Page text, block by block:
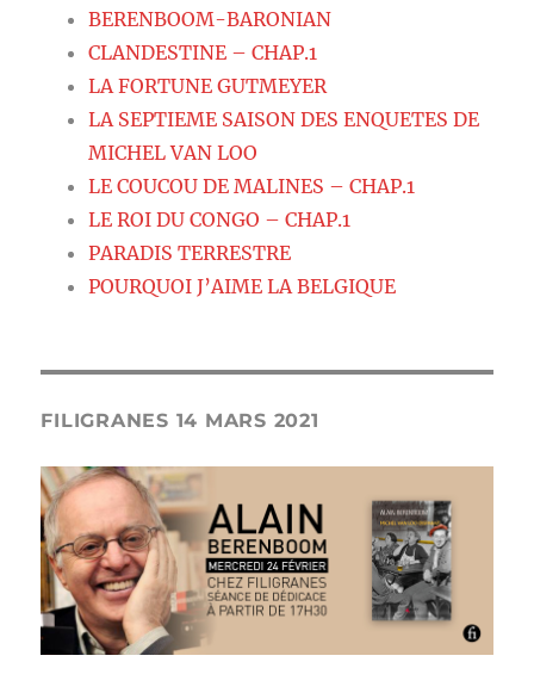
BERENBOOM-BARONIAN
CLANDESTINE – CHAP.1
LA FORTUNE GUTMEYER
LA SEPTIEME SAISON DES ENQUETES DE
MICHEL VAN LOO
LE COUCOU DE MALINES – CHAP.1
LE ROI DU CONGO – CHAP.1
PARADIS TERRESTRE
POURQUOI J’AIME LA BELGIQUE
FILIGRANES 14 MARS 2021